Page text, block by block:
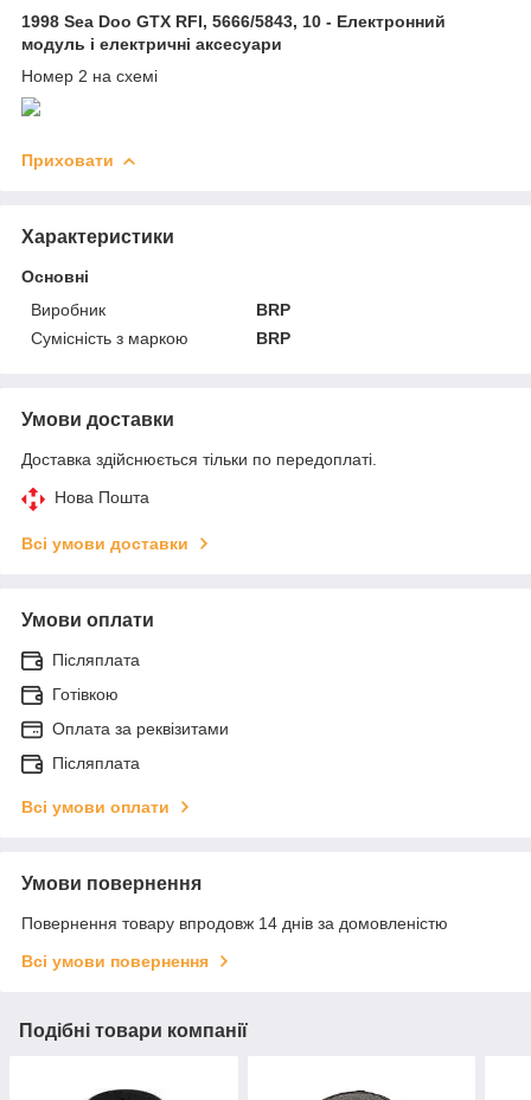
1998 Sea Doo GTX RFI, 5666/5843, 10 - Електронний
модуль і електричні аксесуари
Номер 2 на схемі
Приховати
Характеристики
Основні
Виробник
BRP
Сумісність з маркою
BRP
Умови доставки
Доставка здійснюється тільки по передоплаті.
Нова Пошта
Всі умови доставки
Умови оплати
Післяплата
Готівкою
Оплата за реквізитами
Післяплата
Всі умови оплати
Умови повернення
Повернення товару впродовж 14 днів за домовленістю
Всі умови повернення
Подібні товари компанії